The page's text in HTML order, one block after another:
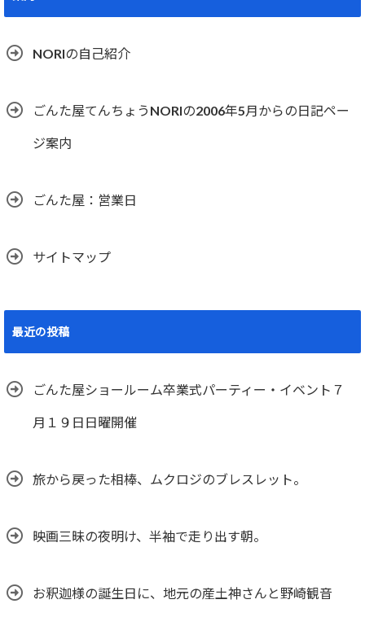
NORIの自己紹介
ごんた屋てんちょうNORIの2006年5月からの日記ペー
ジ案内
ごんた屋：営業日
サイトマップ
最近の投稿
ごんた屋ショールーム卒業式パーティー・イベント７
月１９日日曜開催
旅から戻った相棒、ムクロジのブレスレット。
映画三昧の夜明け、半袖で走り出す朝。
お釈迦様の誕生日に、地元の産土神さんと野崎観音